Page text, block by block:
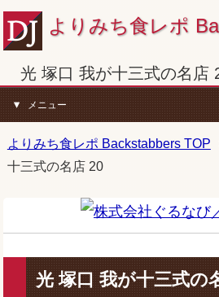
よりみち食レポ
光 塚口 我が十三式の名店
メニュー
よりみち食レポ Backstabbers TOP
十三式の名店 20
光 塚口 我が十三式の